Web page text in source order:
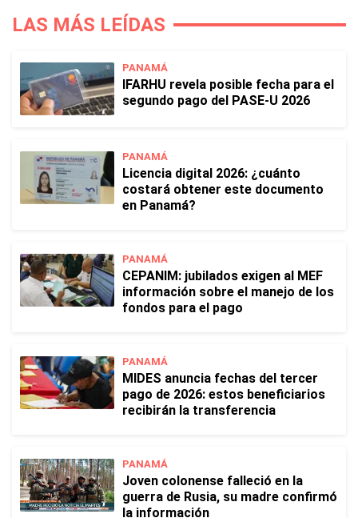
LAS MÁS LEÍDAS
PANAMÁ
IFARHU revela posible fecha para el
segundo pago del PASE-U 2026
PANAMÁ
Licencia digital 2026: ¿cuánto
costará obtener este documento
en Panamá?
PANAMÁ
CEPANIM: jubilados exigen al MEF
información sobre el manejo de los
fondos para el pago
PANAMÁ
MIDES anuncia fechas del tercer
pago de 2026: estos beneficiarios
recibirán la transferencia
PANAMÁ
Joven colonense falleció en la
guerra de Rusia, su madre confirmó
la información